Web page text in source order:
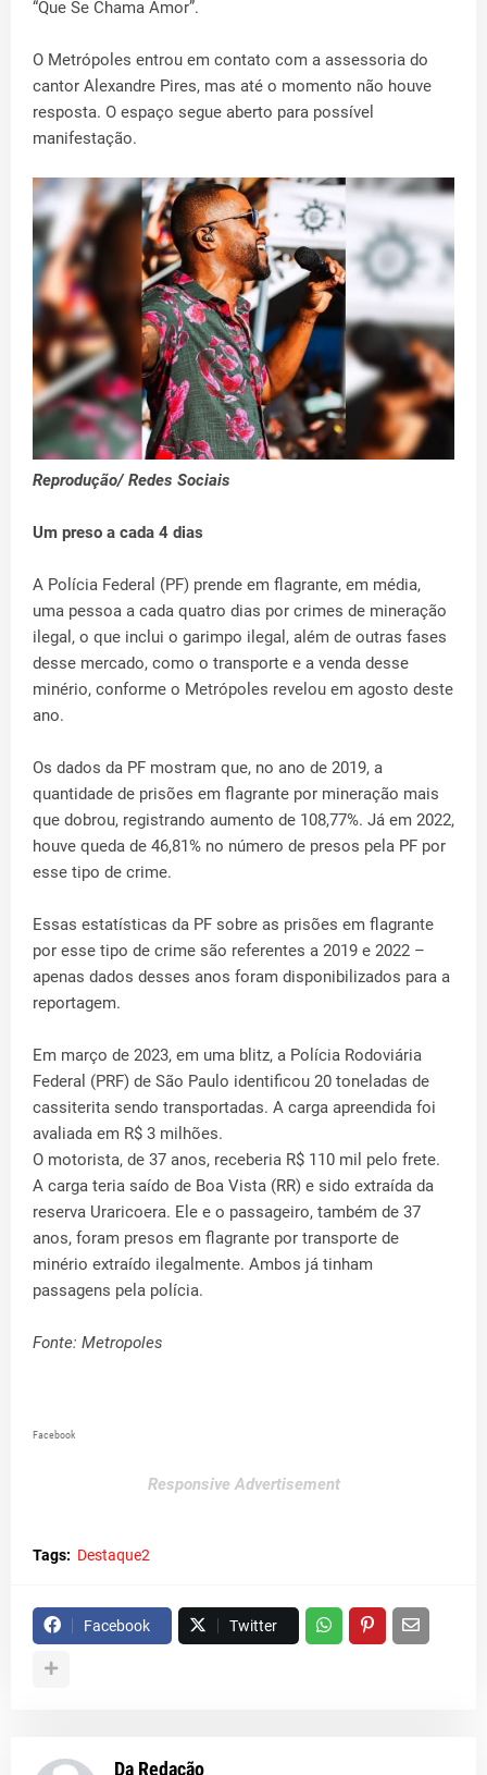
“Que Se Chama Amor”.
O Metrópoles entrou em contato com a assessoria do
cantor Alexandre Pires, mas até o momento não houve
resposta. O espaço segue aberto para possível
manifestação.
Reprodução/ Redes Sociais
Um preso a cada 4 dias
A Polícia Federal (PF) prende em flagrante, em média,
uma pessoa a cada quatro dias por crimes de mineração
ilegal, o que inclui o garimpo ilegal, além de outras fases
desse mercado, como o transporte e a venda desse
minério, conforme o Metrópoles revelou em agosto deste
ano.
Os dados da PF mostram que, no ano de 2019, a
quantidade de prisões em flagrante por mineração mais
que dobrou, registrando aumento de 108,77%. Já em 2022,
houve queda de 46,81% no número de presos pela PF por
esse tipo de crime.
Essas estatísticas da PF sobre as prisões em flagrante
por esse tipo de crime são referentes a 2019 e 2022 –
apenas dados desses anos foram disponibilizados para a
reportagem.
Em março de 2023, em uma blitz, a Polícia Rodoviária
Federal (PRF) de São Paulo identificou 20 toneladas de
cassiterita sendo transportadas. A carga apreendida foi
avaliada em R$ 3 milhões.
O motorista, de 37 anos, receberia R$ 110 mil pelo frete.
A carga teria saído de Boa Vista (RR) e sido extraída da
reserva Uraricoera. Ele e o passageiro, também de 37
anos, foram presos em flagrante por transporte de
minério extraído ilegalmente. Ambos já tinham
passagens pela polícia.
Fonte: Metropoles
Facebook
Responsive Advertisement
Tags: Destaque2
Facebook Twitter
Da Redação